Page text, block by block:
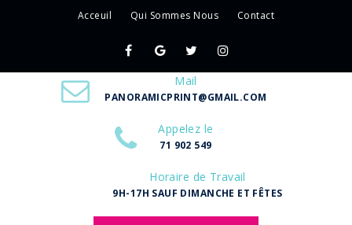
Acceuil Qui Sommes Nous Contact
Mail
PANORAMICPRINT@GMAIL.COM
Appelez le
71 902 549
Horaire de Travail
9H-17H SAUF DIMANCHE ET FÊTES